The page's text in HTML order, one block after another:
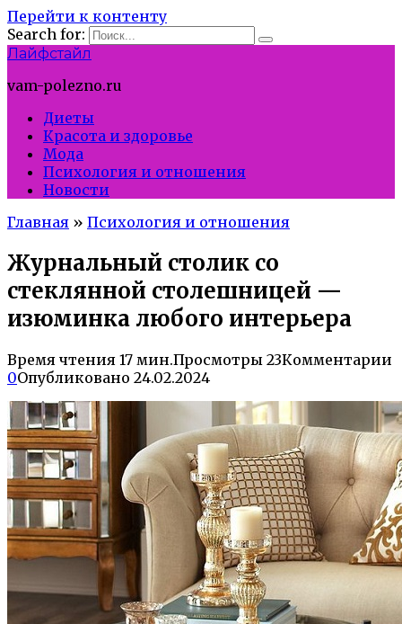
Перейти к контенту
Search for:
Лайфстайл
vam-polezno.ru
Диеты
Красота и здоровье
Мода
Психология и отношения
Новости
Главная » Психология и отношения
Журнальный столик со
стеклянной столешницей —
изюминка любого интерьера
Время чтения 17 мин.Просмотры 23Комментарии
0Опубликовано 24.02.2024